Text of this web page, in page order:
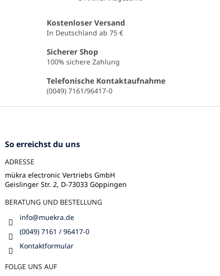
e
u
e
e
l
e
m
e
n
i
s
t
Kostenloser Versand
In Deutschland ab 75 €
Sicherer Shop
100% sichere Zahlung
Telefonische Kontaktaufnahme
(0049) 7161/96417-0
F
So erreichst du uns
ADRESSE
mükra electronic Vertriebs GmbH
Geislinger Str. 2, D-73033 Göppingen
BERATUNG UND BESTELLUNG
info@muekra.de
(0049) 7161 / 96417-0
Kontaktformular
FOLGE UNS AUF